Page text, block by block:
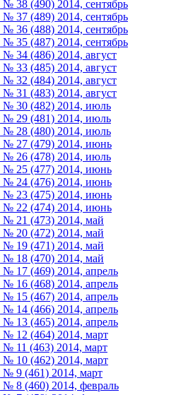
№ 38 (490) 2014, сентябрь
№ 37 (489) 2014, сентябрь
№ 36 (488) 2014, сентябрь
№ 35 (487) 2014, сентябрь
№ 34 (486) 2014, август
№ 33 (485) 2014, август
№ 32 (484) 2014, август
№ 31 (483) 2014, август
№ 30 (482) 2014, июль
№ 29 (481) 2014, июль
№ 28 (480) 2014, июль
№ 27 (479) 2014, июнь
№ 26 (478) 2014, июль
№ 25 (477) 2014, июнь
№ 24 (476) 2014, июнь
№ 23 (475) 2014, июнь
№ 22 (474) 2014, июнь
№ 21 (473) 2014, май
№ 20 (472) 2014, май
№ 19 (471) 2014, май
№ 18 (470) 2014, май
№ 17 (469) 2014, апрель
№ 16 (468) 2014, апрель
№ 15 (467) 2014, апрель
№ 14 (466) 2014, апрель
№ 13 (465) 2014, апрель
№ 12 (464) 2014, март
№ 11 (463) 2014, март
№ 10 (462) 2014, март
№ 9 (461) 2014, март
№ 8 (460) 2014, февраль